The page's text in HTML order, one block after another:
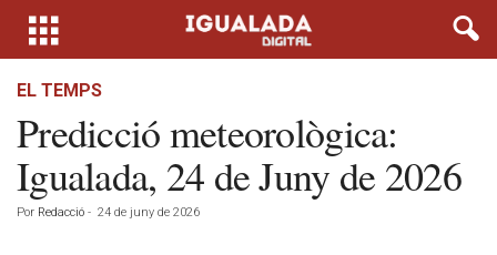
EL TEMPS
Predicció meteorològica:
Igualada, 24 de Juny de 2026
Por Redacció - 24 de juny de 2026